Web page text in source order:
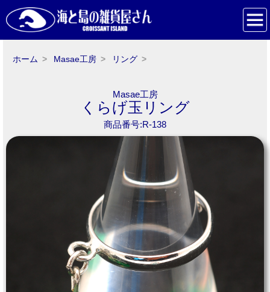
ホーム Masae工房 リング
Masae工房
くらげ玉リング
商品番号:R-138